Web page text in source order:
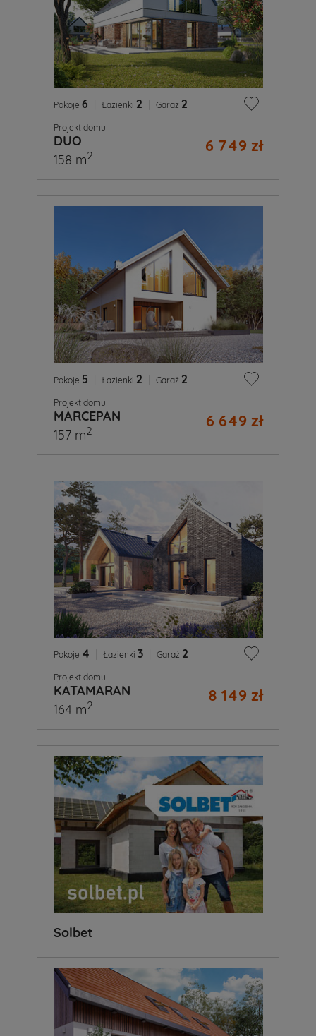
Pokoje 6 Łazienki 2 Garaż 2
Projekt domu
DUO 6 749 zł
158 m2
Pokoje 5 Łazienki 2 Garaż 2
Projekt domu
MARCEPAN 6 649 zł
157 m2
Pokoje 4 Łazienki 3 Garaż 2
Projekt domu
KATAMARAN 8 149 zł
164 m2
Solbet